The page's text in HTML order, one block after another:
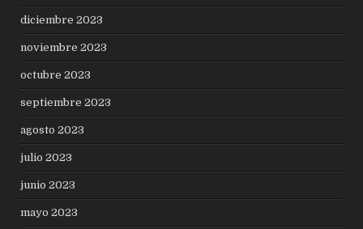
diciembre 2023
noviembre 2023
octubre 2023
septiembre 2023
agosto 2023
julio 2023
junio 2023
mayo 2023